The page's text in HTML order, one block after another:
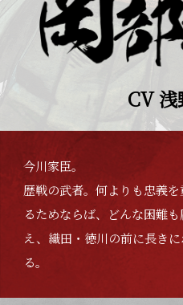
CV
今川家臣。
歴戦の武者。何よりも忠義
るためならば、どんな困難
え、織田・徳川の前に長き
る。